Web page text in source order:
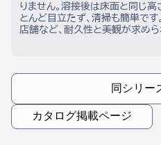
りません。溶接後は床面と同じ
とんど目立たず、清掃も簡単です
店舗など、耐久性と美観が求め
同シリー
カタログ掲載ページ